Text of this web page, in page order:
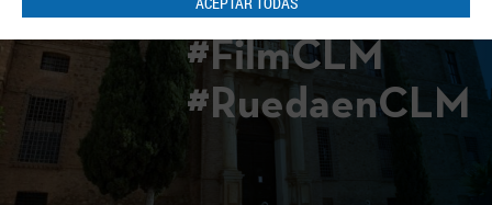
#FilmCLM
#RuedaenCLM